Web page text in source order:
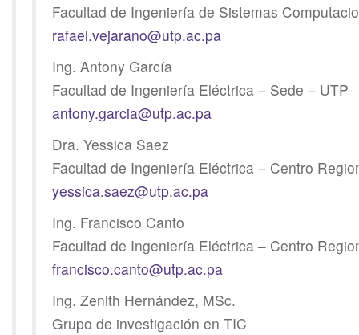
Facultad de Ingeniería de Sistemas
rafael.vejarano@utp.ac.pa
Ing. Antony García
Facultad de Ingeniería Eléctrica – Sede – UTP
antony.garcia@utp.ac.pa
Dra. Yessica Saez
Facultad de Ingeniería Eléctrica – Centro
yessica.saez@utp.ac.pa
Ing. Francisco Canto
Facultad de Ingeniería Eléctrica – Centro
francisco.canto@utp.ac.pa
Ing. Zenith Hernández, MSc.
Grupo de investigación en TIC